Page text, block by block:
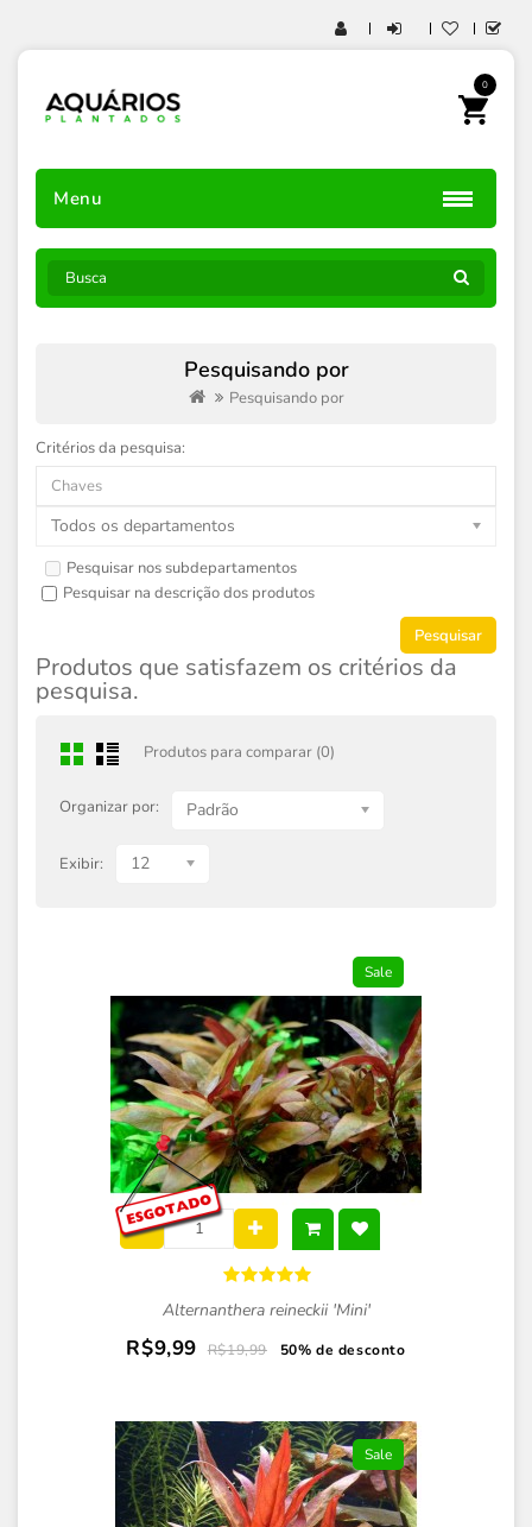
0
Menu
Pesquisando por
Pesquisando por
Critérios da pesquisa:
Todos os departamentos
Pesquisar nos subdepartamentos
Pesquisar na descrição dos produtos
Produtos que satisfazem os critérios da
pesquisa.
Produtos para comparar (0)
Organizar por: Padrão
Exibir: 12
Sale
Alternanthera reineckii 'Mini'
R$9,99 R$19,99 50% de desconto
Sale